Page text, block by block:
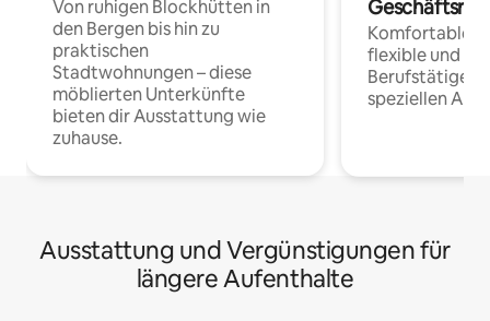
Von ruhigen Blockhütten in
den Bergen bis hin zu
praktischen
Stadtwohnungen – diese
möblierten Unterkünfte
bieten dir Ausstattung wie
zuhause.
Komfortable
flexible und
Berufstätige
speziellen
Ausstattung und Vergünstigungen für
längere Aufenthalte